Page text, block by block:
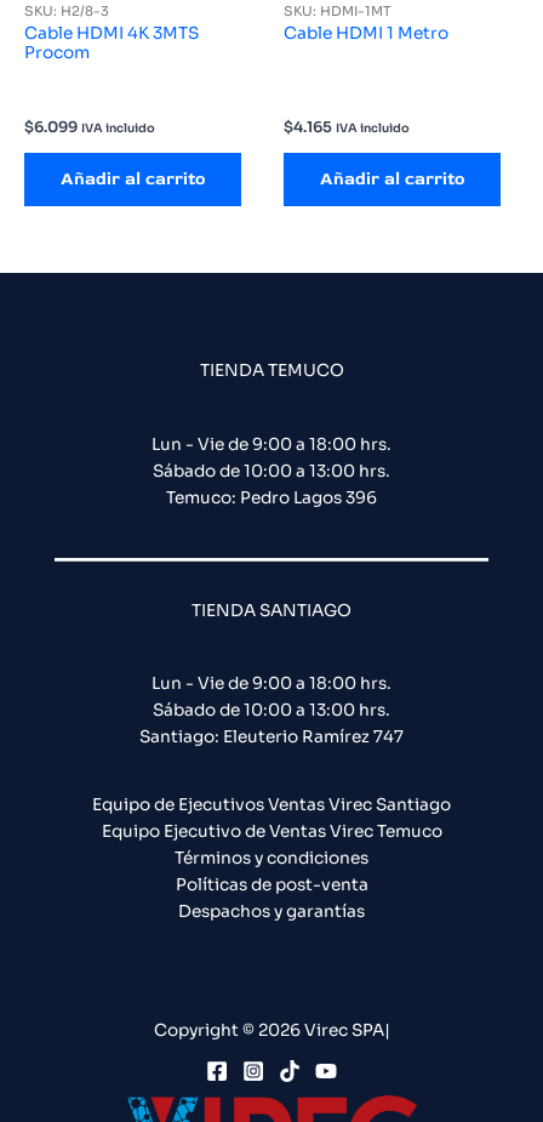
SKU: H2/8-3
Cable HDMI 4K 3MTS
Procom
$6.099 IVA incluido
Añadir al carrito
SKU: HDMI-1MT
Cable HDMI 1 Metro
$4.165 IVA incluido
Añadir al carrito
TIENDA TEMUCO
Lun - Vie de 9:00 a 18:00 hrs.
Sábado de 10:00 a 13:00 hrs.
Temuco: Pedro Lagos 396
TIENDA SANTIAGO
Lun - Vie de 9:00 a 18:00 hrs.
Sábado de 10:00 a 13:00 hrs.
Santiago: Eleuterio Ramírez 747​
Equipo de Ejecutivos Ventas Virec Santiago
Equipo Ejecutivo de Ventas Virec Temuco
Términos y condiciones
Políticas de post-venta
Despachos y garantías
Copyright © 2026 Virec SPA|